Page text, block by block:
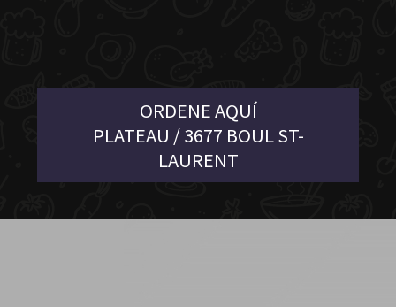
ORDENE AQUÍ
PLATEAU / 3677 BOUL ST-
LAURENT